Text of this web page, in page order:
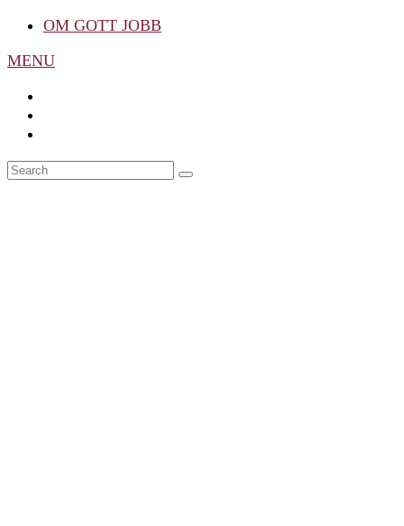
OM GOTT JOBB
MENU
Search
SEARCH